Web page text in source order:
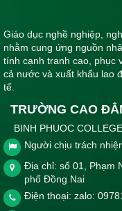
Giáo dục nghề nghiệp,
nhằm cung ứng nguồn
tính cạnh tranh cao, phục
cả nước và xuất khẩu lao
tế.
TRƯỜNG CAO
BINH PHUOC COLLEGE
Người chịu trách
Địa chỉ: số 01, Phạm
phố Đồng Nai
Điện thoại: zalo: